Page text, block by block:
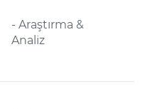
- Araştırma &
Analiz